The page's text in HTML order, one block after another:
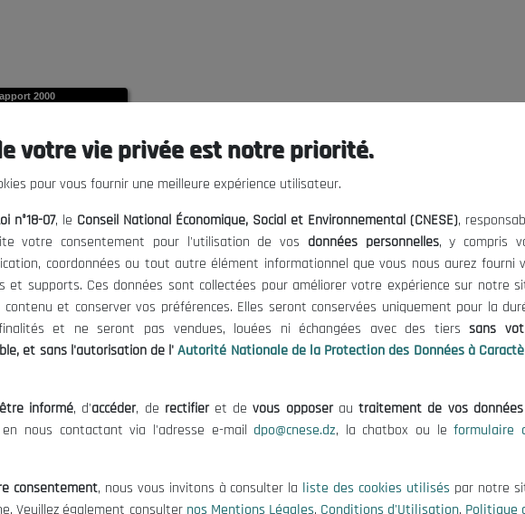
2000
Informations utiles
Mentions Légales
Nous
contact@cnese.dz
Suggestions ou
votre vie privée est notre priorité.
pour vous fournir une meilleure expérience utilisateur.
n°18-07, le Conseil National Économique, Social et Environnemental (CNESE),
votre consentement pour l'utilisation de vos données personnelles, y compris
coordonnées ou tout autre élément informationnel que vous nous aurez fourni
et supports. Ces données sont collectées pour améliorer votre expérience sur notre
et conserver vos préférences. Elles seront conservées uniquement pour la
et ne seront pas vendues, louées ni échangées avec des tierssans
et sans l'autorisation de l' Autorité Nationale de la Protection des Données à
être informé, d'accéder, de rectifieret devous opposerautraitement de vos
nous contactant via l'adresse e-mail dpo@cnese.dz, la chatbox ou leformulaire
consentement, nous vous invitons à consulter la liste des cookies utilisés par notre
Veuillez également consulter nos Mentions Légales, Conditions d'Utilisation, Politique